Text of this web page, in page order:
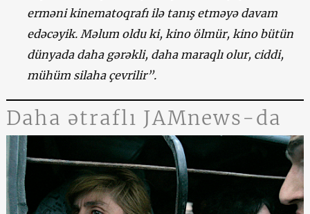
erməni kinematoqrafı ilə tanış etməyə davam
edəcəyik. Məlum oldu ki, kino ölmür, kino bütün
dünyada daha gərəkli, daha maraqlı olur, ciddi,
mühüm silaha çevrilir”.
Daha ətraflı JAMnews-da